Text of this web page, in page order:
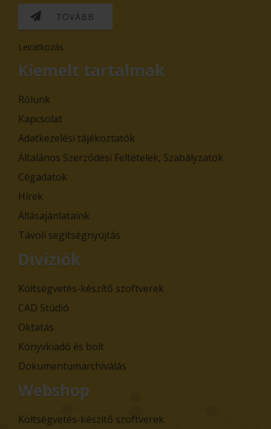
TOVÁBB
Leiratkozás
Kiemelt tartalmak
Rólunk
Kapcsolat
Adatkezelési tájékoztatók
Általános Szerződési Feltételek, Szabályzatok
Cégadatok
Hírek
Állásajánlataink
Távoli segítségnyújtás
Divíziók
Költségvetés-készítő szoftverek
CAD Stúdió
Oktatás
Könyvkiadó és bolt
Dokumentumarchiválás
Webshop
Költségvetés-készítő szoftverek